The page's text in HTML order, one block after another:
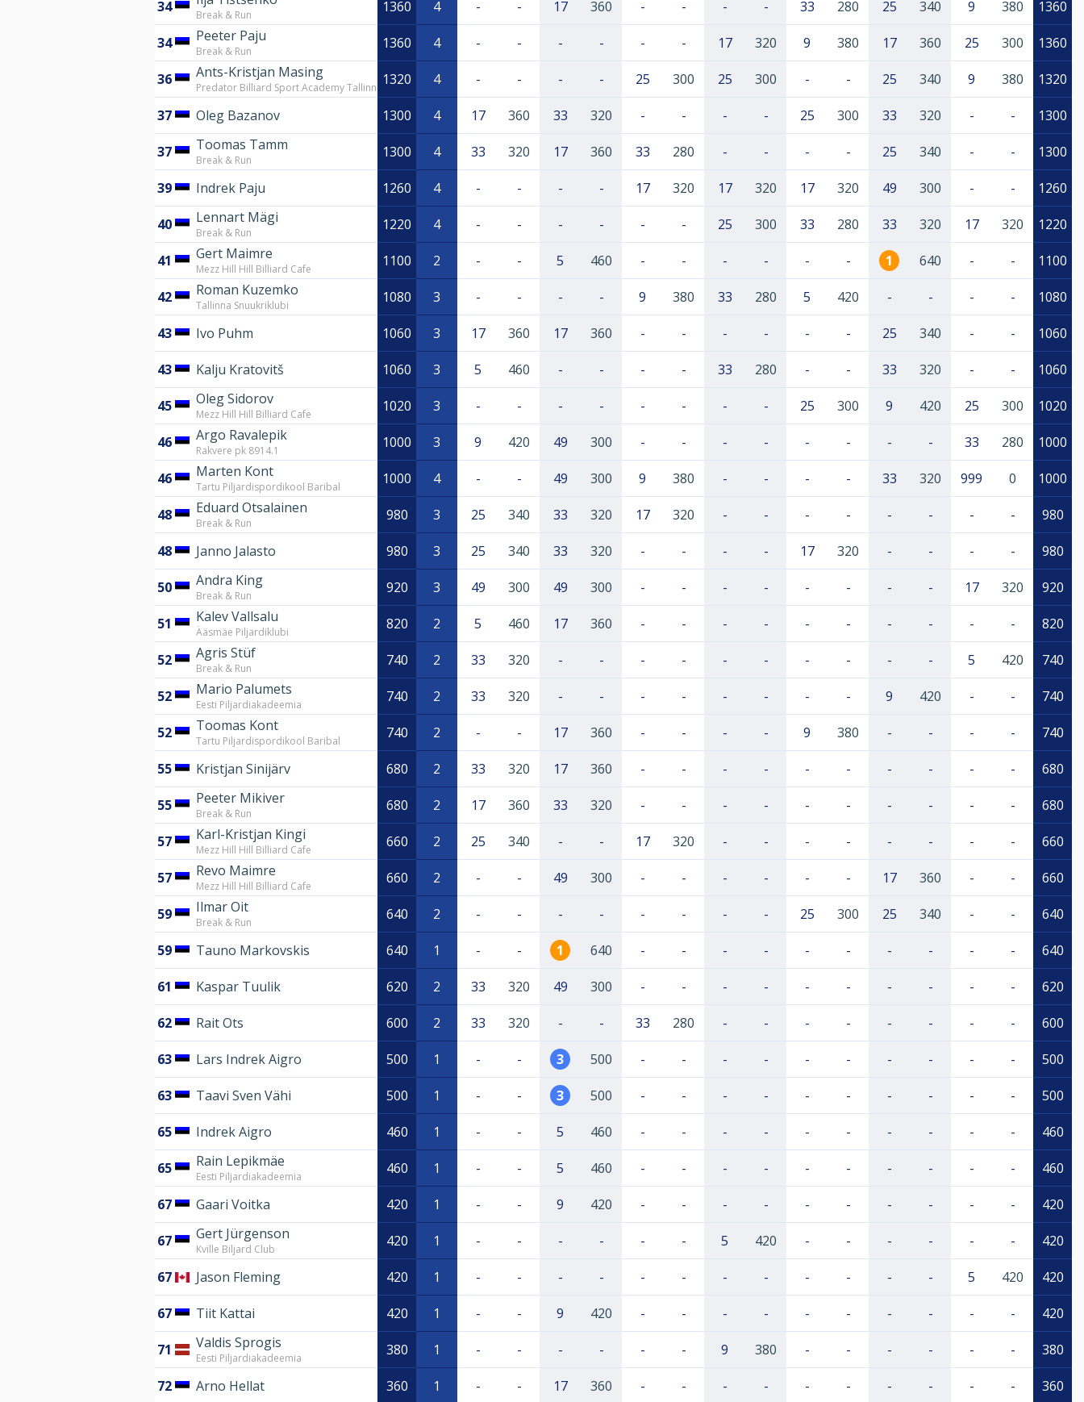
34 Break & Run 1360 4 - - 17 360 - - - - 33 280 25 340 9 380 1360
34 Peeter Paju
Break & Run 1360 4 - - - - - - 17 320 9 380 17 360 25 300 1360
36 Ants-Kristjan Masing
Predator Billiard Sport Academy Tallinn 1320 4 - - - - 25 300 25 300 - - 25 340 9 380 1320
37 Oleg Bazanov 1300 4 17 360 33 320 - - - - 25 300 33 320 - - 1300
37 Toomas Tamm
Break & Run 1300 4 33 320 17 360 33 280 - - - - 25 340 - - 1300
39 Indrek Paju 1260 4 - - - - 17 320 17 320 17 320 49 300 - - 1260
40 Lennart Mägi
Break & Run 1220 4 - - - - - - 25 300 33 280 33 320 17 320 1220
41 Gert Maimre
Mezz Hill Hill Billiard Cafe 1100 2 - - 5 460 - - - - - - 1 640 - - 1100
42 Roman Kuzemko
Tallinna Snuukriklubi 1080 3 - - - - 9 380 33 280 5 420 - - - - 1080
43 Ivo Puhm 1060 3 17 360 17 360 - - - - - - 25 340 - - 1060
43 Kalju Kratovitš 1060 3 5 460 - - - - 33 280 - - 33 320 - - 1060
45 Oleg Sidorov
Mezz Hill Hill Billiard Cafe 1020 3 - - - - - - - - 25 300 9 420 25 300 1020
46 Argo Ravalepik
Rakvere pk 8914.1 1000 3 9 420 49 300 - - - - - - - - 33 280 1000
46 Marten Kont
Tartu Piljardispordikool Baribal 1000 4 - - 49 300 9 380 - - - - 33 320 999 0 1000
48 Eduard Otsalainen
Break & Run 980 3 25 340 33 320 17 320 - - - - - - - - 980
48 Janno Jalasto 980 3 25 340 33 320 - - - - 17 320 - - - - 980
50 Andra King
Break & Run 920 3 49 300 49 300 - - - - - - - - 17 320 920
51 Kalev Vallsalu
Ääsmäe Piljardiklubi 820 2 5 460 17 360 - - - - - - - - - - 820
52 Agris Stüf
Break & Run 740 2 33 320 - - - - - - - - - - 5 420 740
52 Mario Palumets
Eesti Piljardiakadeemia 740 2 33 320 - - - - - - - - 9 420 - - 740
52 Toomas Kont
Tartu Piljardispordikool Baribal 740 2 - - 17 360 - - - - 9 380 - - - - 740
55 Kristjan Sinijärv 680 2 33 320 17 360 - - - - - - - - - - 680
55 Peeter Mikiver
Break & Run 680 2 17 360 33 320 - - - - - - - - - - 680
57 Karl-Kristjan Kingi
Mezz Hill Hill Billiard Cafe 660 2 25 340 - - 17 320 - - - - - - - - 660
57 Revo Maimre
Mezz Hill Hill Billiard Cafe 660 2 - - 49 300 - - - - - - 17 360 - - 660
59 Ilmar Oit
Break & Run 640 2 - - - - - - - - 25 300 25 340 - - 640
59 Tauno Markovskis 640 1 - - 1 640 - - - - - - - - - - 640
61 Kaspar Tuulik 620 2 33 320 49 300 - - - - - - - - - - 620
62 Rait Ots 600 2 33 320 - - 33 280 - - - - - - - - 600
63 Lars Indrek Aigro 500 1 - - 3 500 - - - - - - - - - - 500
63 Taavi Sven Vähi 500 1 - - 3 500 - - - - - - - - - - 500
65 Indrek Aigro 460 1 - - 5 460 - - - - - - - - - - 460
65 Rain Lepikmäe
Eesti Piljardiakadeemia 460 1 - - 5 460 - - - - - - - - - - 460
67 Gaari Voitka 420 1 - - 9 420 - - - - - - - - - - 420
67 Gert Jürgenson
Kville Biljard Club 420 1 - - - - - - 5 420 - - - - - - 420
67 Jason Fleming 420 1 - - - - - - - - - - - - 5 420 420
67 Tiit Kattai 420 1 - - 9 420 - - - - - - - - - - 420
71 Valdis Sprogis
Eesti Piljardiakadeemia 380 1 - - - - - - 9 380 - - - - - - 380
72 Arno Hellat 360 1 - - 17 360 - - - - - - - - - - 360